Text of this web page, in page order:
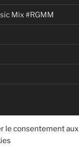
le consentement aux
Mix #RGMM